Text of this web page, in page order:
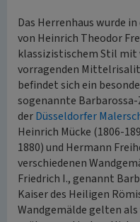
Das Herrenhaus wurde
von Heinrich Theodor
klassizistischem Stil
vorragenden
befindet sich ein
sogenannte
derDüsseldorfer
Heinrich Mücke (1806-
1880) und Hermann
verschiedenen
Friedrich I., genannt
Kaiser des Heiligen
Wandgemälde gelten